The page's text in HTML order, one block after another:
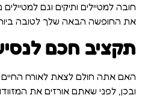
חובה למטיילים ותיקים וגם
את החופשה הבאה שלך לטובה
תקציב חכם
האם אתה חולם לצאת לאורח החיים
ובכן, לפני שאתם אורזים את